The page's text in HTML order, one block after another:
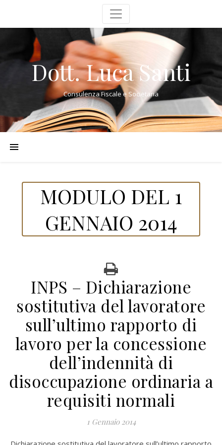
Dott. Luca Santi
Consulenza Fiscale e Societaria
MODULO DEL 1
GENNAIO 2014
INPS – Dichiarazione
sostitutiva del lavoratore
sull’ultimo rapporto di
lavoro per la concessione
dell’indennità di
disoccupazione ordinaria a
requisiti normali
1 Gennaio 2014